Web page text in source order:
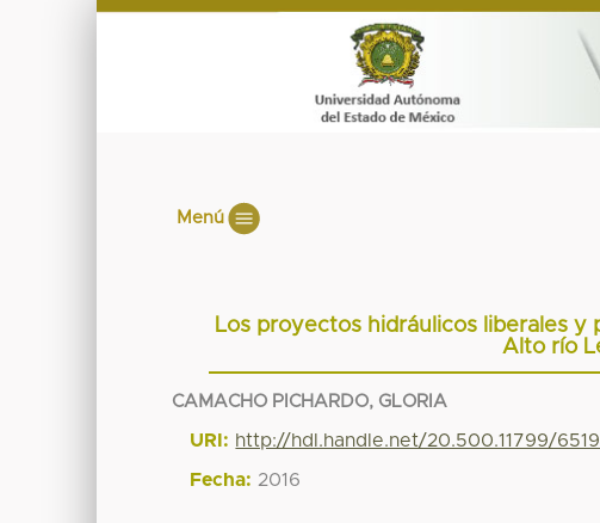
Menú
Los proyectos hidráulicos liberales y
Alto río
CAMACHO PICHARDO, GLORIA
URI: http://hdl.handle.net/20.500.11799/
Fecha: 2016